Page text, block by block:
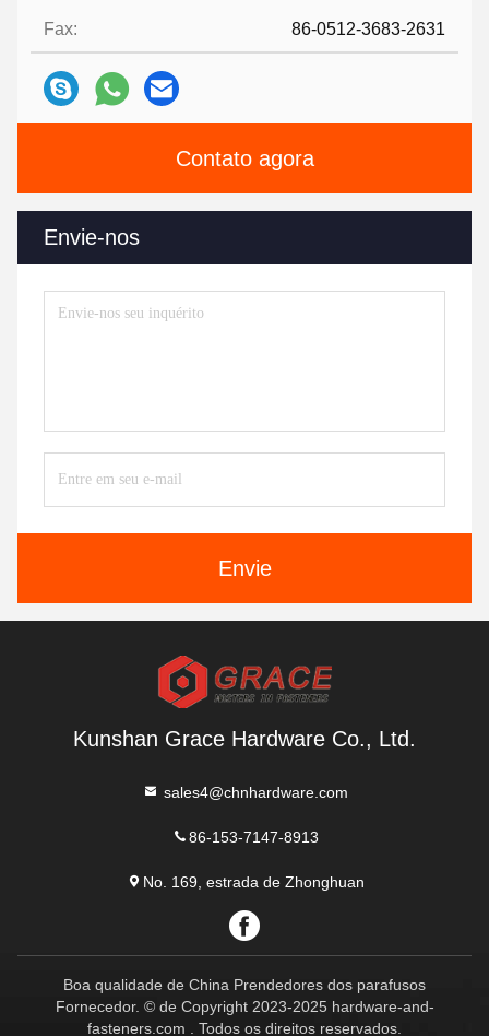
Fax: 86-0512-3683-2631
Contato agora
Envie-nos
Envie
Kunshan Grace Hardware Co., Ltd.
sales4@chnhardware.com
86-153-7147-8913
No. 169, estrada de Zhonghuan
Boa qualidade de China Prendedores dos parafusos
Fornecedor. © de Copyright 2023-2025 hardware-and-
fasteners.com . Todos os direitos reservados.